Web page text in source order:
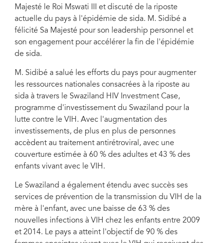
« Je souhaite renouveler notre engagement en faveur de l'augmentation des
ressources nationales consacrées à la riposte au sida, en mettant l'accent sur
l'investissement dans les programmes de prévention du VIH afin que notre rêve
d'une nation avec zéro nouvelle infection à VIH se réalise. » - Sa Majesté le Roi
Majesté le Roi Mswati III et discuté de la riposte
actuelle du pays à l'épidémie de sida. M. Sidibé a
félicité Sa Majesté pour son leadership personnel et
son engagement pour accélérer la fin de l'épidémie
de sida.
M. Sidibé a salué les efforts du pays pour augmenter
les ressources nationales consacrées à la riposte au
sida à travers le Swaziland HIV Investment Case,
programme d'investissement du Swaziland pour la
lutte contre le VIH. Avec l'augmentation des
investissements, de plus en plus de personnes
accèdent au traitement antirétroviral, avec une
couverture estimée à 60 % des adultes et 43 % des
enfants vivant avec le VIH.
Le Swaziland a également étendu avec succès ses
services de prévention de la transmission du VIH de la
mère à l'enfant, avec une baisse de 63 % des
nouvelles infections à VIH chez les enfants entre 2009
et 2014. Le pays a atteint l'objectif de 90 % des